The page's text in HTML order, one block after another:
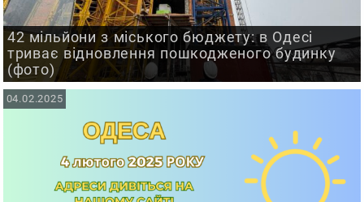
42 мільйони з міського бюджету: в Одесі
триває відновлення пошкодженого будинку
(фото)
04.02.2025